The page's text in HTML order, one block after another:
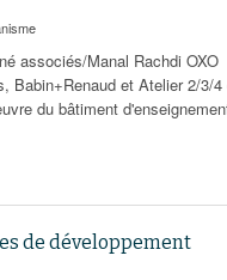
location de luxe
une nouvelle
2026
2026
2026 : la CCI livre 23
l’économie parisienne - 20
2026 : la CCI de l’Essonne
Exclusif –
feuille de
juillet 2026
À Paris, les
redessinent
associés/Manal Rachdi OXO
Babin+Renaud et Atelier 2/3/4
du bâtiment
de développement